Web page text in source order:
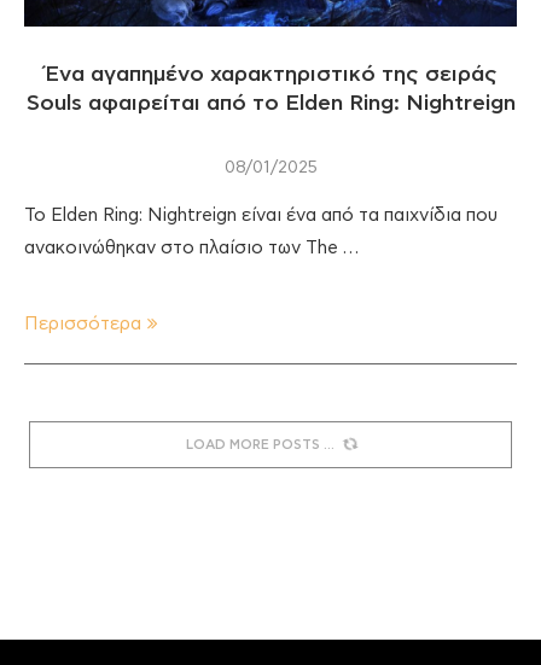
Ένα αγαπημένο χαρακτηριστικό της σειράς
Souls αφαιρείται από το Elden Ring: Nightreign
08/01/2025
Το Elden Ring: Nightreign είναι ένα από τα παιχνίδια που
ανακοινώθηκαν στο πλαίσιο των The …
Περισσότερα
LOAD MORE POSTS